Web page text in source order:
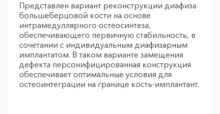
Представлен вариант реконструкции диафиза
большеберцовой кости на основе
интрамедуллярного остеосинтеза,
обеспечивающего первичную стабильность, в
сочетании с индивидуальным диафизарным
имплантатом. В таком варианте замещения
дефекта персонифицированная конструкция
обеспечивает оптимальные условия для
остеоинтеграции на границе кость-имплантант.